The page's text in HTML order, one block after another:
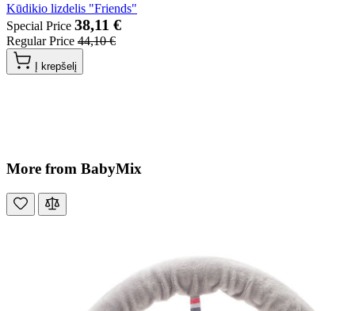
Kūdikio lizdelis "Friends"
Special Price 38,11 €
Regular Price 44,10 €
Į krepšelį
More from BabyMix